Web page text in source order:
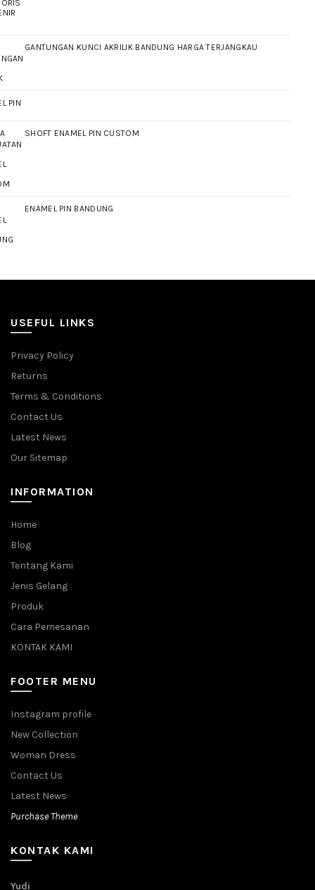
GANTUNGAN KUNCI AKRILIK BANDUNG HARGA TERJANGKAU
PIN
SHOFT ENAMEL PIN CUSTOM
ENAMEL PIN BANDUNG
USEFUL LINKS
Privacy Policy
Returns
Terms & Conditions
Contact Us
Latest News
Our Sitemap
INFORMATION
Home
Blog
Tentang Kami
Jenis Gelang
Produk
Cara Pemesanan
KONTAK KAMI
FOOTER MENU
Instagram profile
New Collection
Woman Dress
Contact Us
Latest News
Purchase Theme
KONTAK KAMI
Yudi